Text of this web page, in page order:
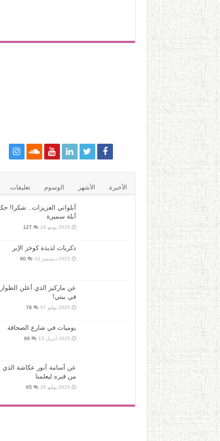
الأخيرة الأشهر الوسوم تعليقات
أبلواتي العزيزات.. شكرا!
أبلة سميرة
2025 يونيو 16 127
ذكريات لذيذة كوخز الإبر
2025 ديسمبر 03 80
عن ماركيز الذي أعلن
في بيتي!
2025 يوليو 07 76
يوميات في شارع الصحافة
2025 أبريل 13 66
عن أسامة أنور عكاشة الذي
من قبره ليعلمنا
2025 يوليو 28 65